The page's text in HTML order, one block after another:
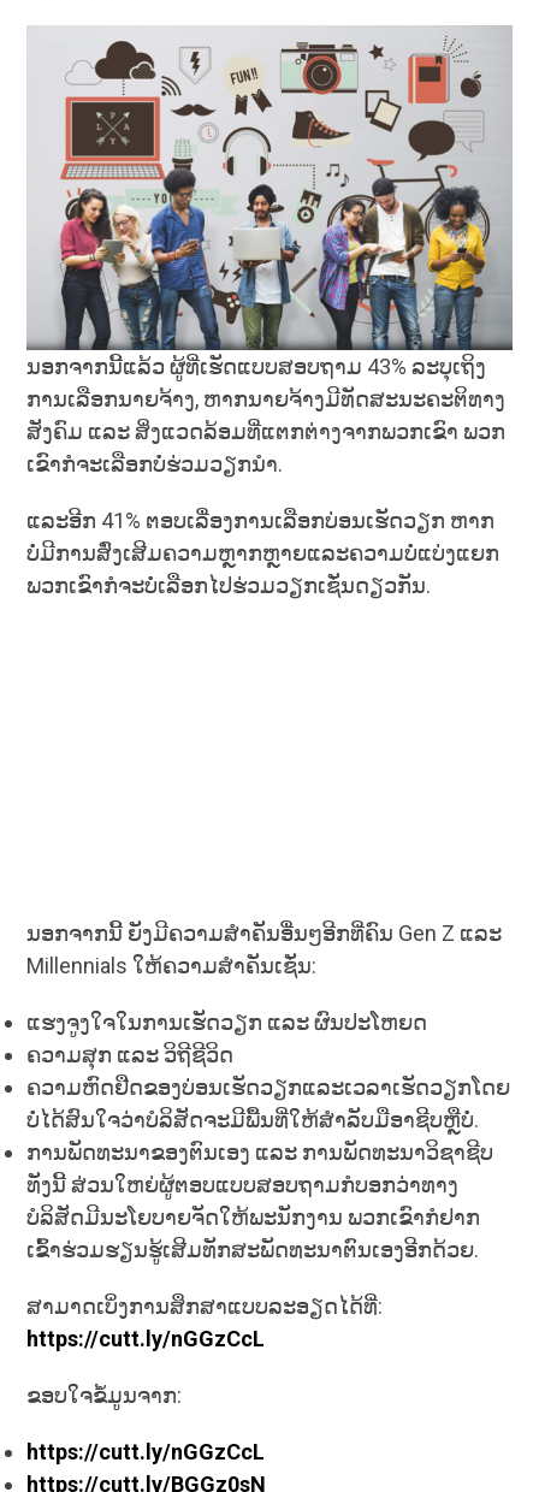
ນອກຈາກນີ້ແລ້ວ ຜູ້ທີ່ເຮັດແບບສອບຖາມ 43% ລະບຸເຖິງ
ການເລືອກນາຍຈ້າງ, ຫາກນາຍຈ້າງມີທັດສະນະຄະຕິທາງ
ສັງຄົມ ແລະ ສິ່ງແວດລ້ອມທີ່ແຕກຕ່າງຈາກພວກເຂົາ ພວກ
ເຂົາກໍຈະເລືອກບໍ່ຮ່ວມວຽກນໍາ.
ແລະອີກ 41% ຕອບເລື່ອງການເລືອກບ່ອນເຮັດວຽກ ຫາກ
ບໍ່ມີການສົ່ງເສີມຄວາມຫຼາກຫຼາຍແລະຄວາມບໍ່ແບ່ງແຍກ
ພວກເຂົາກໍຈະບໍ່ເລືອກໄປຮ່ວມວຽກເຊັ່ນດຽວກັນ.
ນອກຈາກນີ້ ຍັງມີຄວາມສໍາຄັນອື່ນໆອີກທີ່ຄົນ Gen Z ແລະ
Millennials ໃຫ້ຄວາມສໍາຄັນເຊັ່ນ:
ແຮງຈູງໃຈໃນການເຮັດວຽກ ແລະ ຜົນປະໂຫຍດ
ຄວາມສຸກ ແລະ ວິຖີຊີວິດ
ຄວາມຫົດຢືດຂອງບ່ອນເຮັດວຽກແລະເວລາເຮັດວຽກໂດຍ
ບໍ່ໄດ້ສົນໃຈວ່າບໍລິສັດຈະມີພື້ນທີ່ໃຫ້ສໍາລັບມືອາຊີບຫຼືບໍ່.
ການພັດທະນາຂອງຕົນເອງ ແລະ ການພັດທະນາວິຊາຊີບ
ທັງນີ້ ສ່ວນໃຫຍ່ຜູ້ຕອບແບບສອບຖາມກໍບອກວ່າທາງ
ບໍລິສັດມີນະໂຍບາຍຈັດໃຫ້ພະນັກງານ ພວກເຂົາກໍຢາກ
ເຂົ້າຮ່ວມຮຽນຮູ້ເສີມທັກສະພັດທະນາຕົນເອງອີກດ້ວຍ.
ສາມາດເບິ່ງການສຶກສາແບບລະອຽດໄດ້ທີ່:
https://cutt.ly/nGGzCcL
ຂອບໃຈຂໍ້ມູນຈາກ:
https://cutt.ly/nGGzCcL
https://cutt.ly/BGGz0sN